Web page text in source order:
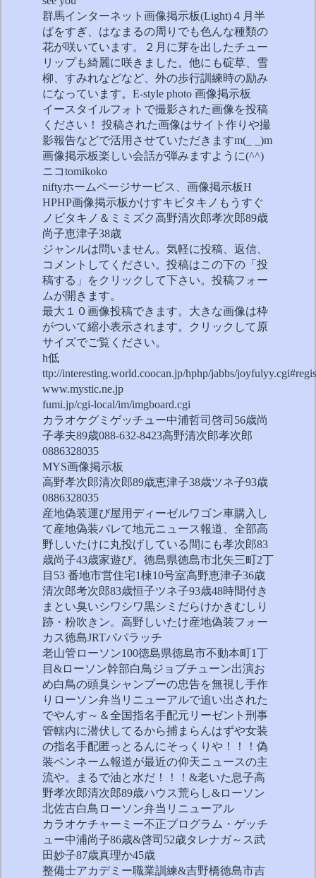
群馬インターネット画像掲示板(Light)４月半
ばをすぎ、はなまるの周りでも色んな種類の
花が咲いています。２月に芽を出したチュー
リップも綺麗に咲きました。他にも碇草、雪
柳、すみれなどなど、外の歩行訓練時の励み
になっています。E-style photo 画像掲示板
イースタイルフォトで撮影された画像を投稿
ください！ 投稿された画像はサイト作りや撮
影報告などで活用させていただきますm(_ _)m
画像掲示板楽しい会話が弾みますように(^^)
ニコtomikoko
niftyホームページサービス、画像掲示板H
HPHP画像掲示板かけすキビタキノもうすぐ
ノビタキノ＆ミミズク高野清次郎孝次郎89歳
尚子恵津子38歳
ジャンルは問いません。気軽に投稿、返信、
コメントしてください。投稿はこの下の「投
稿する」をクリックして下さい。投稿フォー
ムが開きます。
最大１０画像投稿できます。大きな画像は枠
がついて縮小表示されます。クリックして原
サイズでご覧ください。
h低
ttp://interesting.world.coocan.jp/hphp/jabbs/
www.mystic.ne.jp
fumi.jp/cgi-local/im/imgboard.cgi
カラオケグミゲッチュー中浦哲司啓司56歳尚
子孝夫89歳088-632-8423高野清次郎孝次郎
0886328035
MYS画像掲示板
高野孝次郎清次郎89歳恵津子38歳ツネ子93歳
0886328035
産地偽装運び屋用ディーゼルワゴン車購入し
て産地偽装バレて地元ニュース報道、全部高
野しいたけに丸投げしている間にも孝次郎83
歳尚子43歳家遊び。徳島県徳島市北矢三町2丁
目53 番地市営住宅1棟10号室高野恵津子36歳
清次郎考次郎83歳恒子ツネ子93歳48時間付き
まとい臭いシワシワ黒シミだらけかきむしり
跡・粉吹きン。高野しいたけ産地偽装フォー
カス徳島JRTパパラッチ
老山管ローソン100徳島県徳島市不動本町1丁
目&ローソン幹部白鳥ジョブチューン出演お
め白鳥の頭臭シャンプーの忠告を無視し手作
りローソン弁当リニューアルで追い出された
でやんす～＆全国指名手配元リーゼント刑事
管轄内に潜伏してるから捕まらんはずや女装
の指名手配匿っとるんにそっくりや！！！偽
装ペンネーム報道が最近の仰天ニュースの主
流や。まるで油と水だ！！！&老いた息子高
野孝次郎清次郎89歳ハウス荒らし&ローソン
北佐古白鳥ローソン弁当リニューアル
カラオケチャーミー不正プログラム・ゲッチ
ュー中浦尚子86歳&啓司52歳タレナガ～ス武
田妙子87歳真理か45歳
整備士アカデミー職業訓練&吉野橋徳島市吉